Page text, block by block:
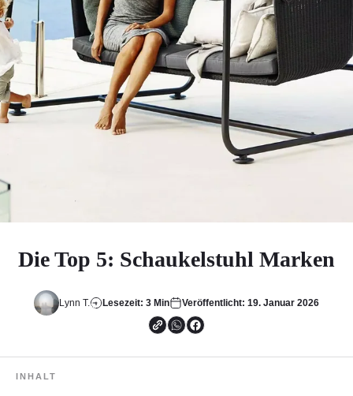
Die Top 5: Schaukelstuhl Marken
Lynn T. Lesezeit: 3 Min Veröffentlicht: 19. Januar 2026
INHALT